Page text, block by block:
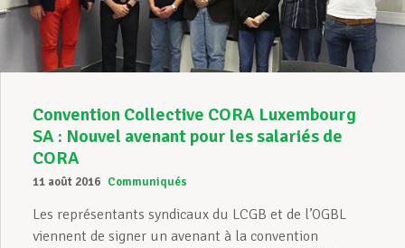
Convention Collective CORA Luxembourg
SA : Nouvel avenant pour les salariés de
CORA
11 août 2016 Communiqués
Les représentants syndicaux du LCGB et de l’OGBL
viennent de signer un avenant à la convention